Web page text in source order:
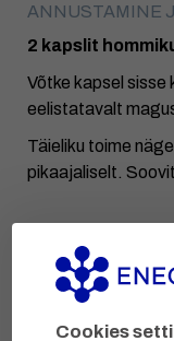
Cookies
ANNUSTAMINE
2 kapslit
Võtke kapsel sisse
eelistatavalt
Täieliku toime
pikaajaliselt.
SÄILITAMINE JA